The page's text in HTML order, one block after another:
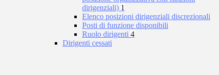
dirigenziali) 1
Elenco posizioni dirigenziali discrezionali
Posti di funzione disponibili
Ruolo dirigenti 4
Dirigenti cessati